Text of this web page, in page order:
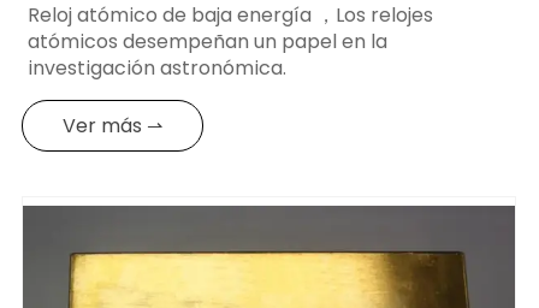
Reloj atómico de baja energía ，Los relojes
atómicos desempeñan un papel en la
investigación astronómica.
Ver más ⇀